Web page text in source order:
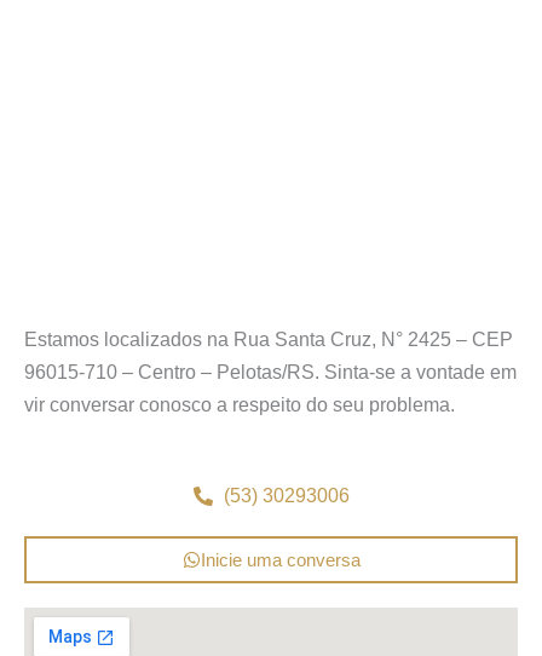
Estamos localizados na Rua Santa Cruz, N° 2425 – CEP
96015-710 – Centro – Pelotas/RS. Sinta-se a vontade em
vir conversar conosco a respeito do seu problema.
(53) 30293006
Inicie uma conversa